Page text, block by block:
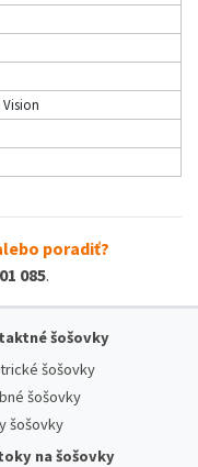
Vision
poradiť?
085.
šošovky
šošovky
šošovky
šošovky
na šošovky